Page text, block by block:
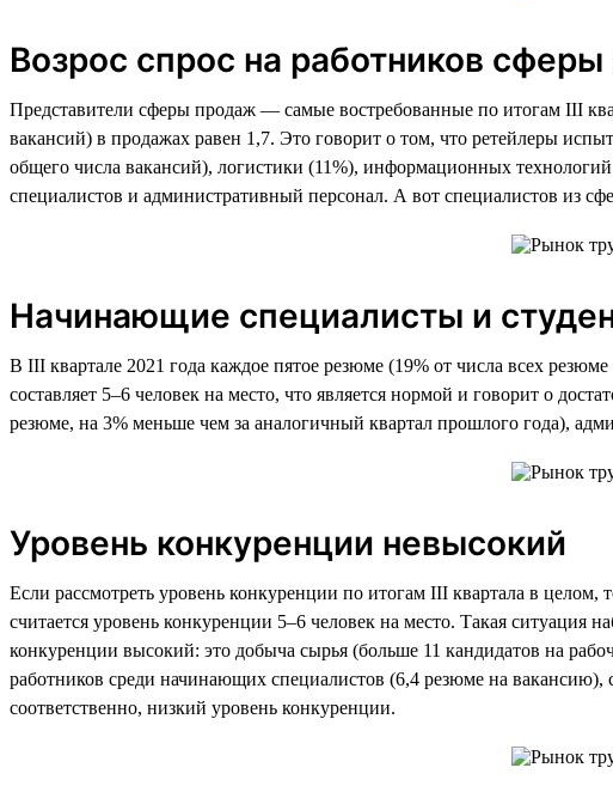
Возрос спрос на работников
Представители сферы продаж — самые востребованные по итогам III
вакансий) в продажах равен 1,7. Это говорит о том, что ретейлеры
общего числа вакансий), логистики (11%), информационных
специалистов и административный персонал. А вот специалистов из
Начинающие специалисты и
В III квартале 2021 года каждое пятое резюме (19% от числа всех
составляет 5–6 человек на место, что является нормой и говорит о
резюме, на 3% меньше чем за аналогичный квартал прошлого года),
Уровень конкуренции невысокий
Если рассмотреть уровень конкуренции по итогам III квартала в
считается уровень конкуренции 5–6 человек на место. Такая ситуация
конкуренции высокий: это добыча сырья (больше 11 кандидатов на
работников среди начинающих специалистов (6,4 резюме на
соответственно, низкий уровень конкуренции.